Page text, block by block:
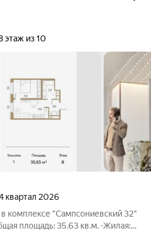
этаж из 10
квартал 2026
комплексе "Сампсониевский 32"
площадь: 35.63 кв.м. -Жилая: